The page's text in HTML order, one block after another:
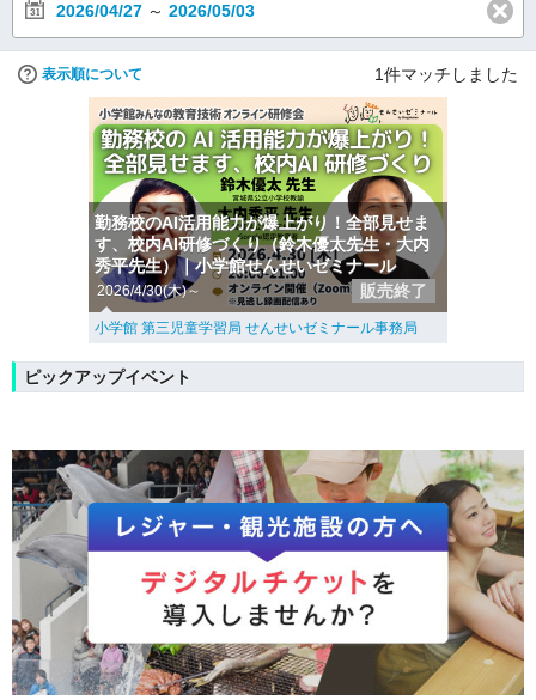
2026/04/27 ～ 2026/05/03
表示順について 1件マッチしました
勤務校のAI活用能力が爆上がり！全部見せま
す、校内AI研修づくり（鈴木優太先生・大内
秀平先生）｜小学館せんせいゼミナール
2026/4/30(木)～ 販売終了
小学館 第三児童学習局 せんせいゼミナール事務局
ピックアップイベント